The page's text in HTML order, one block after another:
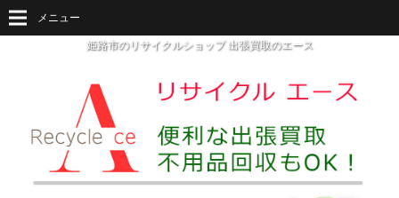
姫路市のリサイクルショップ 出張買取のエース
メニュー